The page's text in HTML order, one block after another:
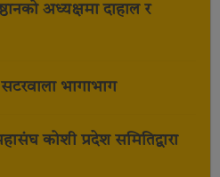
अध्यक्षमा दाहाल र
भागाभाग
कोशी प्रदेश समितिद्वारा